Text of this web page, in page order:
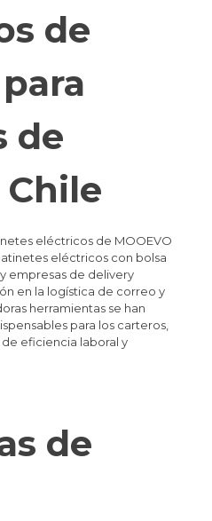
de
de
eléctricos de MOOEVO
eléctricos con bolsa
empresas de delivery
en la logística de correo y
herramientas se han
para los carteros,
eficiencia laboral y
de